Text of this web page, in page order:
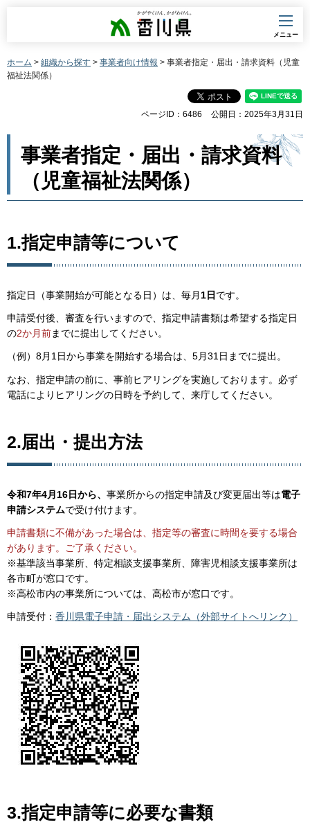
香川県
メニュー
ホーム > 組織から探す > 事業者向け情報 > 事業者指定・届出・請求資料（児童
福祉法関係）
ページID：6486 公開日：2025年3月31日
事業者指定・届出・請求資料
（児童福祉法関係）
1.指定申請等について
指定日（事業開始が可能となる日）は、毎月 1日 です。
申請受付後、審査を行いますので、指定申請書類は希望する指定日
の2か月前までに提出してください。
（例）8月1日から事業を開始する場合は、5月31日までに提出。
なお、指定申請の前に、事前ヒアリングを実施しております。必ず
電話によりヒアリングの日時を予約して、来庁してください。
2.届出・提出方法
令和7年4月16日から、 事業所からの指定申請及び変更届出等は電子
申請システムで受け付けます。
申請書類に不備があった場合は、指定等の審査に時間を要する場合
があります。ご了承ください。
※基準該当事業所、特定相談支援事業所、障害児相談支援事業所は
各市町が窓口です。
※高松市内の事業所については、高松市が窓口です。
申請受付： 香川県電子申請・届出システム（外部サイトへリンク）
3.指定申請等に必要な書類